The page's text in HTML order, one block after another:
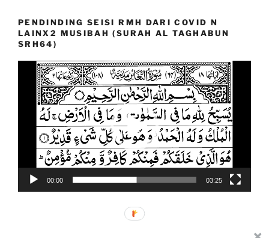
PENDINDING SEISI RMH DARI COVID N
LAINX2 MUSIBAH (SURAH AL TAGHABUN
SRH64)
Video
Player
00:00 03:25